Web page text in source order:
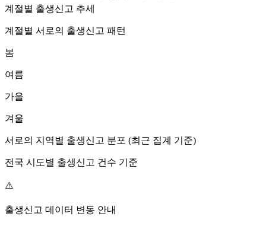
계절별 출생신고 추세
계절별 서로의 출생신고 패턴
봄
여름
가을
겨울
서로의 지역별 출생신고 분포 (최근 집계 기준)
전국 시도별 출생신고 건수 기준
⚠️
출생신고 데이터 변동 안내